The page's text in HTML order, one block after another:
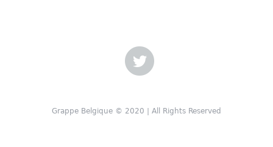
Grappe Belgique © 2020 | All Rights Reserved